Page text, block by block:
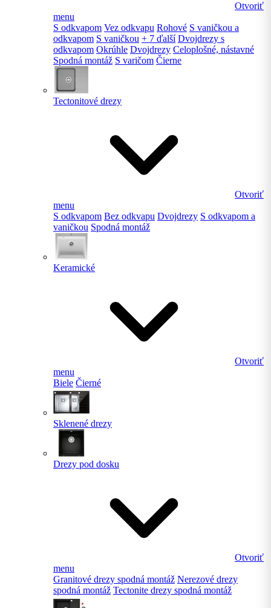
Otvoriť
menu
S odkvapom Vez odkvapu Rohové S vaničkou a
odkvapom S vaničkou + 7 ďalší Dvojdrezy s
odkvapom Okrúhle Dvojdrezy Celoplošné, nástavné
Spodná montáž S varičom Čierne
Tectonitové drezy
Otvoriť
menu
S odkvapom Bez odkvapu Dvojdrezy S odkvapom a
vaničkou Spodná montáž
Keramické
Otvoriť
menu
Biele Čierné
Sklenené drezy
Drezy pod dosku
Otvoriť
menu
Granitové drezy spodná montáž Nerezové drezy
spodná montáž Tectonite drezy spodná montáž